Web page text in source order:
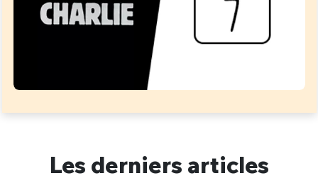
Les derniers articles
Un Thread
C'EST PARTI